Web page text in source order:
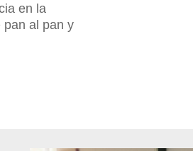
en la
pan al pan y